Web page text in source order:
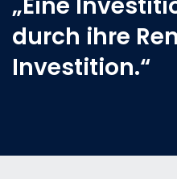
durch ihre
Investition.“